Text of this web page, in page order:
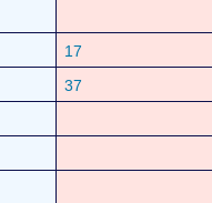
17
37